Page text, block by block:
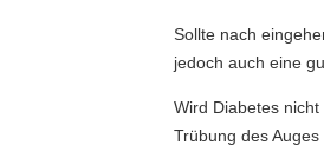
Sollte nach
jedoch auch eine
Wird Diabetes
Trübung des